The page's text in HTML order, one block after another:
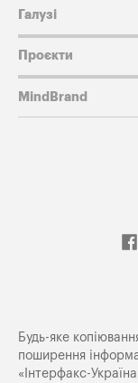
Галузі
Проєкти
MindBrand
Будь-яке
поширення
«Iнтерфакс-